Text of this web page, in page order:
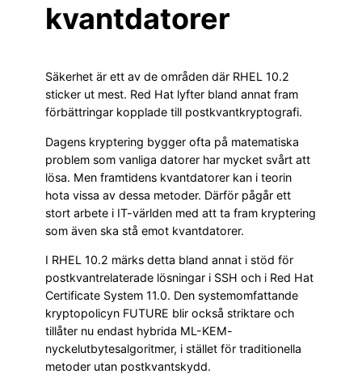
kvantdatorer
Säkerhet är ett av de områden där RHEL 10.2
sticker ut mest. Red Hat lyfter bland annat fram
förbättringar kopplade till postkvantkryptografi.
Dagens kryptering bygger ofta på matematiska
problem som vanliga datorer har mycket svårt att
lösa. Men framtidens kvantdatorer kan i teorin
hota vissa av dessa metoder. Därför pågår ett
stort arbete i IT-världen med att ta fram kryptering
som även ska stå emot kvantdatorer.
I RHEL 10.2 märks detta bland annat i stöd för
postkvantrelaterade lösningar i SSH och i Red Hat
Certificate System 11.0. Den systemomfattande
kryptopolicyn FUTURE blir också striktare och
tillåter nu endast hybrida ML-KEM-
nyckelutbytesalgoritmer, i stället för traditionella
metoder utan postkvantskydd.